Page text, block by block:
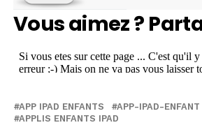
Vous aimez ?
APP IPAD ENFANTS
APP-IPAD-ENFANT
APPLIS ENFANTS IPAD